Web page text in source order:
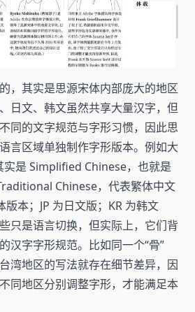
，其实是思源宋体内部庞大的地区
日文、韩文虽然共享大量汉字，但
同的文字规范与字形习惯，因此思
言区域单独制作字形版本。例如大
实是 Simplified Chinese，也就是
Chinese，代表繁体中文
版本；JP 为日文版；KR 为韩文
只是语言切换，但实际上，它们背
汉字字形规范。比如同一个“骨”
湾地区的写法就存在细节差异，因
同地区分别调整字形，才能满足本